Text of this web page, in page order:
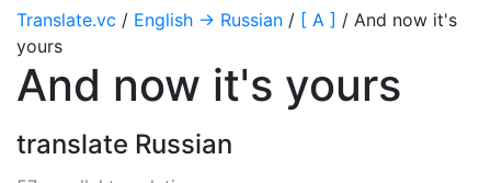
Translate.vc / English → Russian / [ A ] / And now it's
yours
And now it's yours
translate Russian